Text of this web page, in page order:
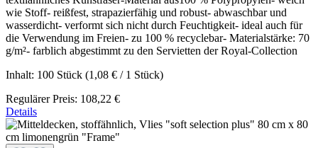
wie Stoff- reißfest, strapazierfähig und robust- abwaschbar und
wasserdicht- verformt sich nicht durch Feuchtigkeit- ideal auch für
die Verwendung im Freien- zu 100 % recyclebar- Materialstärke: 70
g/m²- farblich abgestimmt zu den Servietten der Royal-Collection
Inhalt: 100 Stück (1,08 € / 1 Stück)
Regulärer Preis: 108,22 €
Details